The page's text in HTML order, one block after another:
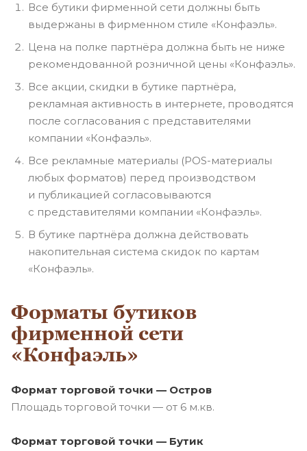
Все бутики фирменной сети должны быть
выдержаны в фирменном стиле «Конфаэль».
Цена на полке партнёра должна быть не ниже
рекомендованной розничной цены «Конфаэль».
Все акции, скидки в бутике партнёра,
рекламная активность в интернете, проводятся
после согласования с представителями
компании «Конфаэль».
Все рекламные материалы (POS-материалы
любых форматов) перед производством
и публикацией согласовываются
с представителями компании «Конфаэль».
В бутике партнёра должна действовать
накопительная система скидок по картам
«Конфаэль».
Форматы бутиков
фирменной сети
«Конфаэль»
Формат торговой точки — Остров
Площадь торговой точки — от 6 м.кв.
Формат торговой точки — Бутик